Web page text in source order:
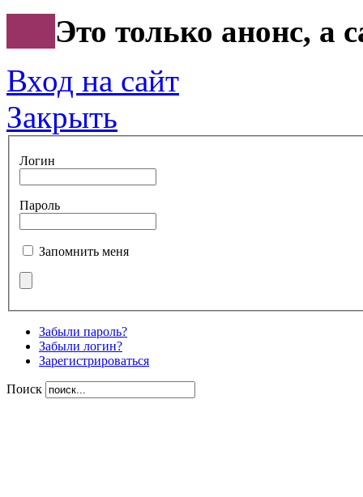
Это только анонс, а
Вход на сайт
Закрыть
Логин
Пароль
Запомнить меня
Забыли пароль?
Забыли логин?
Зарегистрироваться
Поиск